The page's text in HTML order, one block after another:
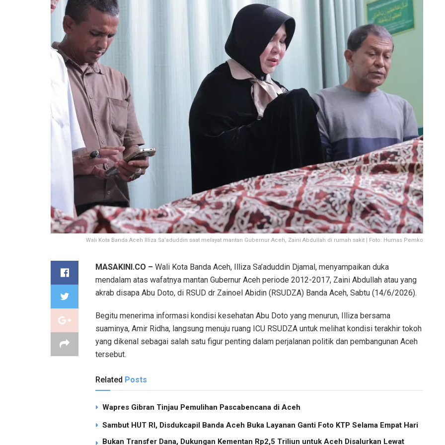
Wali Kota Banda Aceh Illiza Sa’aduddin saat melayat mantan Gubernur Aceh, Zaini Abdullah di rumah sakit | Foto: Humas Pemko
MASAKINI.CO – Wali Kota Banda Aceh, Illiza Sa’aduddin Djamal, menyampaikan duka
mendalam atas wafatnya mantan Gubernur Aceh periode 2012-2017, Zaini Abdullah atau yang
akrab disapa Abu Doto, di RSUD dr Zainoel Abidin (RSUDZA) Banda Aceh, Sabtu (14/6/2026).
Begitu menerima informasi kondisi kesehatan Abu Doto yang menurun, Illiza bersama
suaminya, Amir Ridha, langsung menuju ruang ICU RSUDZA untuk melihat kondisi terakhir tokoh
yang dikenal sebagai salah satu figur penting dalam perjalanan politik dan pembangunan Aceh
tersebut.
Related Posts
Wapres Gibran Tinjau Pemulihan Pascabencana di Aceh
Sambut HUT RI, Disdukcapil Banda Aceh Buka Layanan Ganti Foto KTP Selama Empat Hari
Bukan Transfer Dana, Dukungan Kementan Rp2,5 Triliun untuk Aceh Disalurkan Lewat